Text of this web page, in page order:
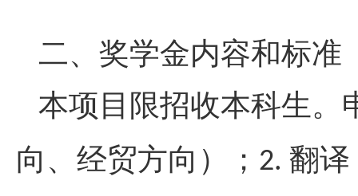
二、奖学金内容和标准
本项目限招收本科生。
向、经贸方向）； 2. 翻